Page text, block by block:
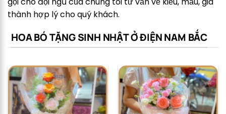
thành hợp lý cho quý khách.
HOA BÓ TẶNG SINH NHẬT Ở ĐIỆN NAM BẮC